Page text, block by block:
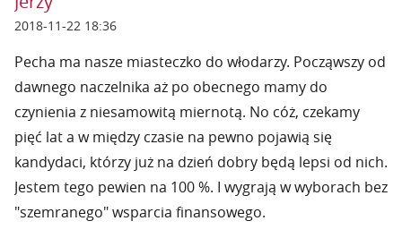
2018-11-22 18:36
Pecha ma nasze miasteczko do włodarzy. Począwszy od
dawnego naczelnika aż po obecnego mamy do
czynienia z niesamowitą miernotą. No cóż, czekamy
pięć lat a w między czasie na pewno pojawią się
kandydaci, którzy już na dzień dobry będą lepsi od nich.
Jestem tego pewien na 100 %. I wygrają w wyborach bez
"szemranego" wsparcia finansowego.